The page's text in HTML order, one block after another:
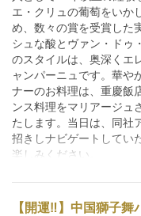
エ・クリュの葡萄をいか
め、数々の賞を受賞した
シュな酸とヴァン・ドゥ
のスタイルは、奥深くエ
ャンパーニュです。華や
ナーのお料理は、重慶飯
ンス料理をマリアージュ
たします。当日は、同社
招きしナビゲートしてい
楽しみください。
【開運‼】中国獅子